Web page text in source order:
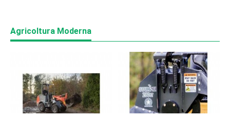
Agricoltura Moderna